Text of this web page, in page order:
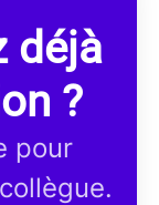
déjà
?
pour